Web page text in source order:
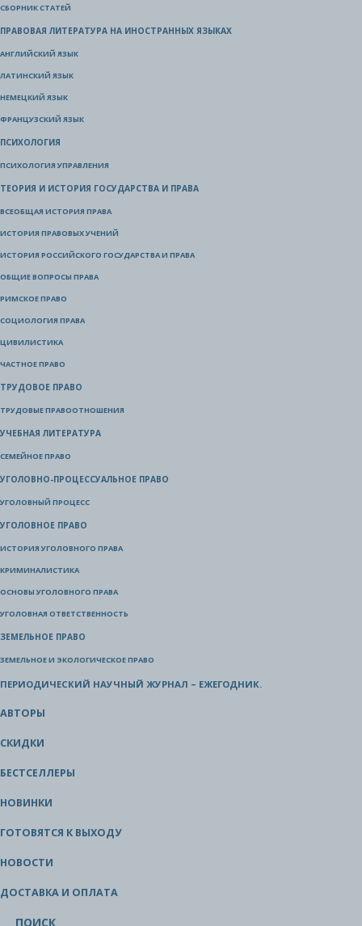
СБОРНИК СТАТЕЙ
ПРАВОВАЯ ЛИТЕРАТУРА НА ИНОСТРАННЫХ ЯЗЫКАХ
АНГЛИЙСКИЙ ЯЗЫК
ЛАТИНСКИЙ ЯЗЫК
НЕМЕЦКИЙ ЯЗЫК
ФРАНЦУЗСКИЙ ЯЗЫК
ПСИХОЛОГИЯ
ПСИХОЛОГИЯ УПРАВЛЕНИЯ
ТЕОРИЯ И ИСТОРИЯ ГОСУДАРСТВА И ПРАВА
ВСЕОБЩАЯ ИСТОРИЯ ПРАВА
ИСТОРИЯ ПРАВОВЫХ УЧЕНИЙ
ИСТОРИЯ РОССИЙСКОГО ГОСУДАРСТВА И ПРАВА
ОБЩИЕ ВОПРОСЫ ПРАВА
РИМСКОЕ ПРАВО
СОЦИОЛОГИЯ ПРАВА
ЦИВИЛИСТИКА
ЧАСТНОЕ ПРАВО
ТРУДОВОЕ ПРАВО
ТРУДОВЫЕ ПРАВООТНОШЕНИЯ
УЧЕБНАЯ ЛИТЕРАТУРА
СЕМЕЙНОЕ ПРАВО
УГОЛОВНО-ПРОЦЕССУАЛЬНОЕ ПРАВО
УГОЛОВНЫЙ ПРОЦЕСС
УГОЛОВНОЕ ПРАВО
ИСТОРИЯ УГОЛОВНОГО ПРАВА
КРИМИНАЛИСТИКА
ОСНОВЫ УГОЛОВНОГО ПРАВА
УГОЛОВНАЯ ОТВЕТСТВЕННОСТЬ
ЗЕМЕЛЬНОЕ ПРАВО
ЗЕМЕЛЬНОЕ И ЭКОЛОГИЧЕСКОЕ ПРАВО
ПЕРИОДИЧЕСКИЙ НАУЧНЫЙ ЖУРНАЛ – ЕЖЕГОДНИК.
АВТОРЫ
СКИДКИ
БЕСТСЕЛЛЕРЫ
НОВИНКИ
ГОТОВЯТСЯ К ВЫХОДУ
НОВОСТИ
ДОСТАВКА И ОПЛАТА
ПОИСК